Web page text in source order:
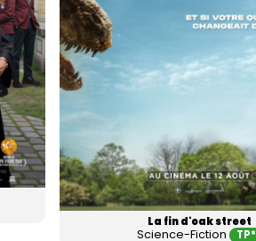
La fin d'oak street
Science-Fiction TP*